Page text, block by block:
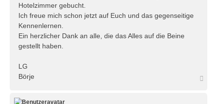
Hotelzimmer gebucht.
Ich freue mich schon jetzt auf Euch und das gegenseitige
Kennenlernen.
Ein herzlicher Dank an alle, die das Alles auf die Beine
gestellt haben.
LG
Börje